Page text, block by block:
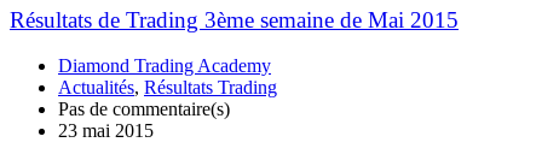
Résultats de Trading 3ème semaine de Mai 2015
Diamond Trading Academy
Actualités, Résultats Trading
Pas de commentaire(s)
23 mai 2015